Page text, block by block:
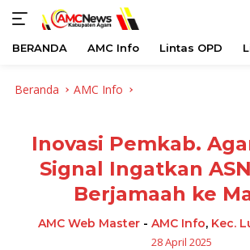
BERANDA AMC Info Lintas OPD
Beranda AMC Info
Inovasi Pemkab.
Signal Ingatkan
Berjamaah ke
AMC Web Master- AMC Info, Kec.
28 April 2025